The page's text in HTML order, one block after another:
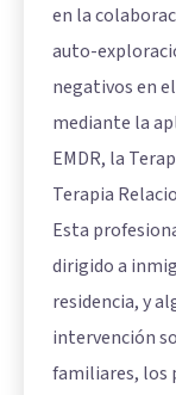
en la
auto-
negativos en
mediante la
EMDR, la
Terapia
Esta
dirigido a
residencia, y
intervención
familiares, los